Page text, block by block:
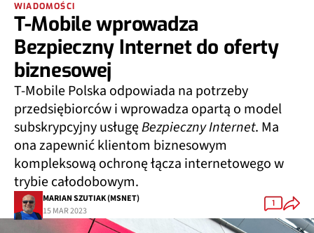
WIADOMOŚCI
T-Mobile wprowadza
Bezpieczny Internet do oferty
biznesowej
T-Mobile Polska odpowiada na potrzeby
przedsiębiorców i wprowadza opartą o model
subskrypcyjny usługęBezpieczny Internet. Ma
ona zapewnić klientom biznesowym
kompleksową ochronę łącza internetowego w
trybie całodobowym.
MARIAN SZUTIAK (MSNET)
15 MAR 2023
1